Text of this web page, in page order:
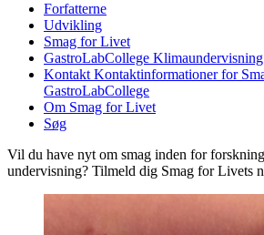
Forfatterne
Udvikling
Smag for Livet
GastroLabCollege
Kontakt Kontaktinformationer for
GastroLabCollege
Om Smag for Livet
Søg
Vil du have nyt om smag inden for
undervisning? Tilmeld dig Smag for Livets